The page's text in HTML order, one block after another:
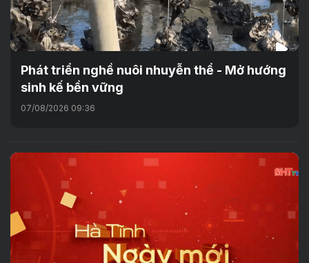
Phát triển nghề nuôi nhuyễn thể - Mở hướng
sinh kế bền vững
07/08/2026 09:36